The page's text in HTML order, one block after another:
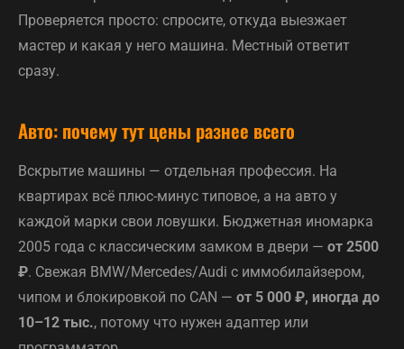
Проверяется просто: спросите, откуда выезжает
мастер и какая у него машина. Местный ответит
сразу.
Авто: почему тут цены разнее всего
Вскрытие машины — отдельная профессия. На
квартирах всё плюс-минус типовое, а на авто у
каждой марки свои ловушки. Бюджетная иномарка
2005 года с классическим замком в двери — от 2500
₽. Свежая BMW/Mercedes/Audi с иммобилайзером,
чипом и блокировкой по CAN — от 5 000 ₽, иногда до
10–12 тыс., потому что нужен адаптер или